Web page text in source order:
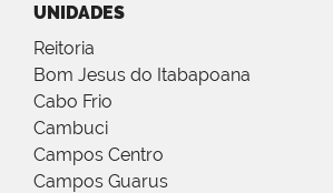
UNIDADES
Reitoria
Bom Jesus do Itabapoana
Cabo Frio
Cambuci
Campos Centro
Campos Guarus